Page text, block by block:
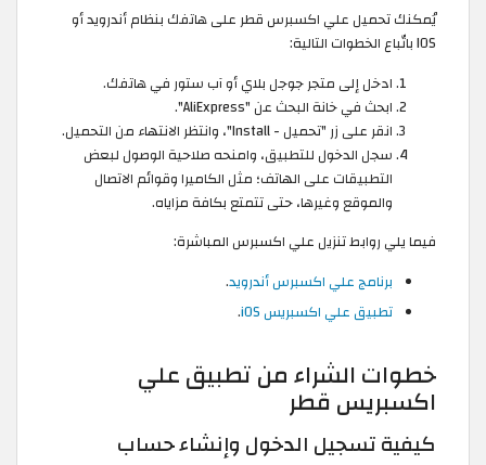
يُمكنك تحميل علي اكسبرس قطر على هاتفك بنظام أندرويد أو
IOS باتّباع الخطوات التالية:
ادخل إلى متجر جوجل بلاي أو آب ستور في هاتفك.
ابحث في خانة البحث عن "AliExpress".
انقر على زر "تحميل - Install"، وانتظر الانتهاء من التحميل.
سجل الدخول للتطبيق، وامنحه صلاحية الوصول لبعض
التطبيقات على الهاتف؛ مثل الكاميرا وقوائم الاتصال
والموقع وغيرها، حتى تتمتع بكافة مزاياه.
فيما يلي روابط تنزيل علي اكسبرس المباشرة:
برنامج علي اكسبرس أندرويد.
تطبيق علي اكسبريس iOS
.
خطوات الشراء من تطبيق علي
اكسبريس قطر
كيفية تسجيل الدخول وإنشاء حساب